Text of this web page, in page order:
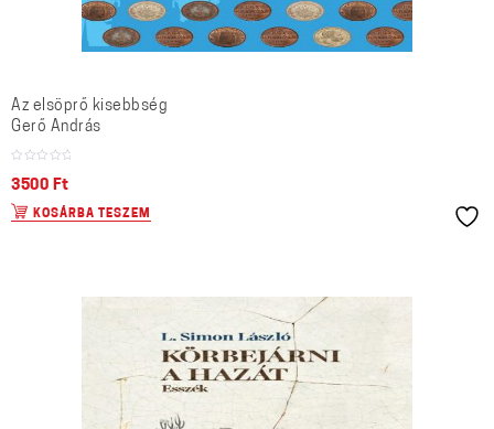
Az elsöprő kisebbség
Gerő András
3500 Ft
KOSÁRBA TESZEM